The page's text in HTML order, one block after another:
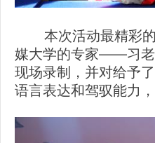
本次活动最精彩的
媒大学的专家——习老
现场录制，并对给予
语言表达和驾驭能力